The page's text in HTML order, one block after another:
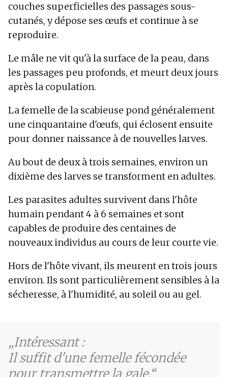
couches superficielles des passages sous-
cutanés, y dépose ses œufs et continue à se
reproduire.
Le mâle ne vit qu'à la surface de la peau, dans
les passages peu profonds, et meurt deux jours
après la copulation.
La femelle de la scabieuse pond généralement
une cinquantaine d'œufs, qui éclosent ensuite
pour donner naissance à de nouvelles larves.
Au bout de deux à trois semaines, environ un
dixième des larves se transforment en adultes.
Les parasites adultes survivent dans l'hôte
humain pendant 4 à 6 semaines et sont
capables de produire des centaines de
nouveaux individus au cours de leur courte vie.
Hors de l'hôte vivant, ils meurent en trois jours
environ. Ils sont particulièrement sensibles à la
sécheresse, à l'humidité, au soleil ou au gel.
Intéressant :
Il suffit d'une femelle fécondée
pour transmettre la gale.